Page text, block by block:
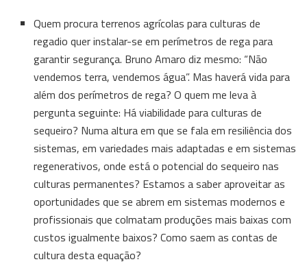
Quem procura terrenos agrícolas para culturas de
regadio quer instalar-se em perímetros de rega para
garantir segurança. Bruno Amaro diz mesmo: “Não
vendemos terra, vendemos água”. Mas haverá vida para
além dos perímetros de rega? O quem me leva à
pergunta seguinte: Há viabilidade para culturas de
sequeiro? Numa altura em que se fala em resiliência dos
sistemas, em variedades mais adaptadas e em sistemas
regenerativos, onde está o potencial do sequeiro nas
culturas permanentes? Estamos a saber aproveitar as
oportunidades que se abrem em sistemas modernos e
profissionais que colmatam produções mais baixas com
custos igualmente baixos? Como saem as contas de
cultura desta equação?